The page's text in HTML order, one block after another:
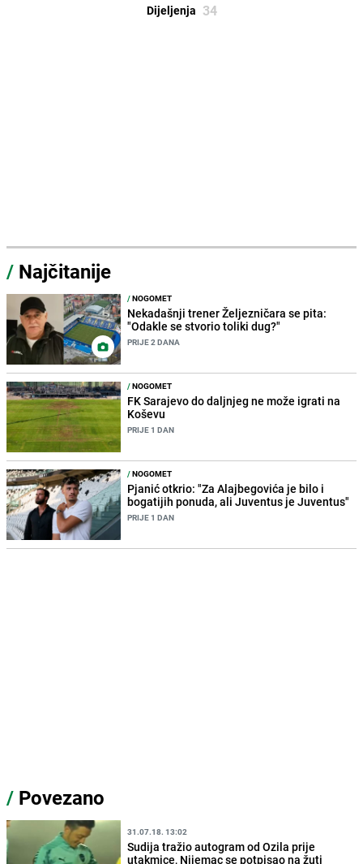
Dijeljenja 34
/ Najčitanije
/NOGOMET
Nekadašnji trener Željezničara se pita:
"Odakle se stvorio toliki dug?"
PRIJE 2 DANA
/NOGOMET
FK Sarajevo do daljnjeg ne može igrati na
Koševu
PRIJE 1 DAN
/NOGOMET
Pjanić otkrio: "Za Alajbegovića je bilo i
bogatijih ponuda, ali Juventus je Juventus"
PRIJE 1 DAN
/ Povezano
31.07.18. 13:02
Sudija tražio autogram od Ozila prije
utakmice, Nijemac se potpisao na žuti